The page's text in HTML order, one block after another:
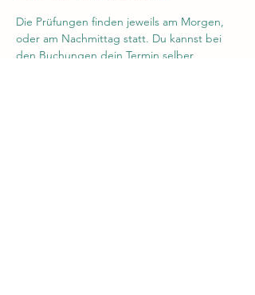
Die Prüfungen finden jeweils am Morgen,
oder am Nachmittag statt. Du kannst bei
den Buchungen dein Termin selber